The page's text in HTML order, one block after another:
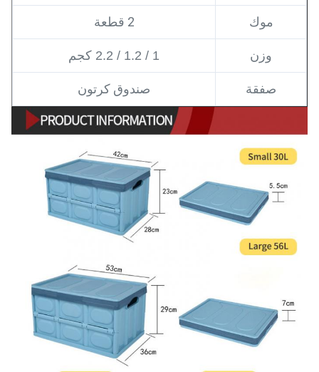
موك 2 قطعة
وزن 1 / 1.2 / 2.2 كجم
صفقة صندوق كرتون